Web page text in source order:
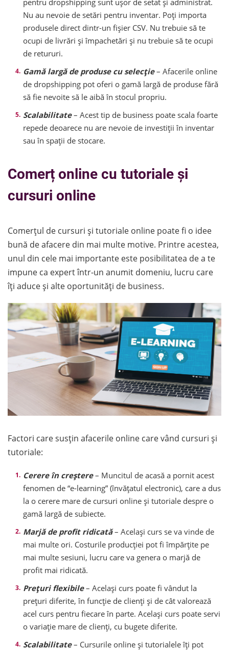
pentru dropshipping sunt ușor de setat și administrat.
Nu au nevoie de setări pentru inventar. Poți importa
produsele direct dintr-un fișier CSV. Nu trebuie să te
ocupi de livrări și împachetări și nu trebuie să te ocupi
de retururi.
Gamă largă de produse cu selecție– Afacerile online
de dropshipping pot oferi o gamă largă de produse fără
să fie nevoite să le aibă în stocul propriu.
Scalabilitate– Acest tip de business poate scala foarte
repede deoarece nu are nevoie de investiții în inventar
sau în spații de stocare.
Comerț online cu tutoriale și
cursuri online
Comerțul de cursuri și tutoriale online poate fi o idee
bună de afacere din mai multe motive. Printre acestea,
unul din cele mai importante este posibilitatea de a te
impune ca expert într-un anumit domeniu, lucru care
îți aduce și alte oportunități de business.
Factori care susțin afacerile online care vând cursuri și
tutoriale:
Cerere în creștere– Muncitul de acasă a pornit acest
fenomen de “e-learning” (învățatul electronic), care a dus
la o cerere mare de cursuri online și tutoriale despre o
gamă largă de subiecte.
Marjă de profit ridicată– Același curs se va vinde de
mai multe ori. Costurile producției pot fi împărțite pe
mai multe sesiuni, lucru care va genera o marjă de
profit mai ridicată.
Prețuri flexibile– Același curs poate fi vândut la
prețuri diferite, în funcție de clienți și de cât valorează
acel curs pentru fiecare în parte. Același curs poate servi
o variație mare de clienți, cu bugete diferite.
Scalabilitate– Cursurile online și tutorialele îți pot